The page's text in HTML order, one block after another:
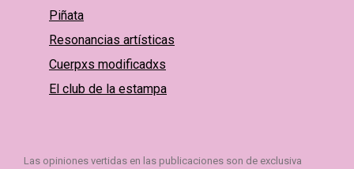
Piñata
Resonancias artísticas
Cuerpxs modificadxs
El club de la estampa
Las opiniones vertidas en las publicaciones son de exclusiva